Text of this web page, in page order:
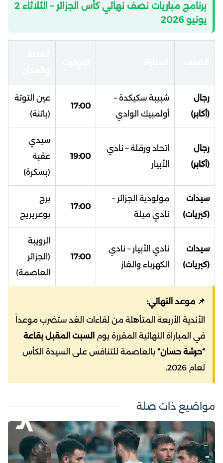
برنامج مباريات نصف نهائي كأس الجزائر – الثلاثاء 2
يونيو 2026
رجال
(أكابر)
شبيبة سكيكدة –
أولمبيك الوادي
17:00
عين التوتة
(باتنة)
رجال
(أكابر)
اتحاد ورقلة – نادي
الأبيار
19:00
سيدي
عقبة
(بسكرة)
سيدات
(كبريات)
مولودية الجزائر –
نادي ميلة
17:00
برج
بوعريريج
سيدات
(كبريات)
نادي الأبيار – نادي
الكهرباء والغاز
17:00
الرويبة
(الجزائر
العاصمة)
📌 موعد النهائي:
الأندية الأربعة المتأهلة من لقاءات الغد ستضرب موعداً
في المباراة النهائية المقررة يوم
السبت المقبل بقاعة
“حرشة حسان” بالعاصمة للتنافس على السيدة الكأس
لعام 2026.
مواضيع ذات صلة